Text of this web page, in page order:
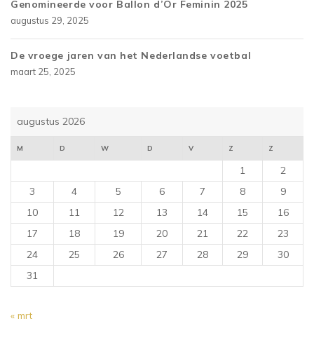
Genomineerde voor Ballon d’Or Feminin 2025
augustus 29, 2025
De vroege jaren van het Nederlandse voetbal
maart 25, 2025
augustus 2026
M D W D V Z Z
1
2
3
4 5 6 7 8
9
10
11 12 13 14 15
16
17
18 19 20 21 22
23
24
25 26 27 28 29
30
31
« mrt